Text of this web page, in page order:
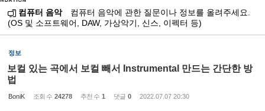
컴퓨터 음악
컴퓨터 음악에 관한 질문이나 정보를 올려주세요.
(OS 및 소프트웨어, DAW, 가상악기, 신스, 이펙터 등)
정보
보컬 있는 곡에서 보컬 빼서 Instrumental 만드는 간단한 방
법
BoniK 조회 수 24278 추천 수 1 댓글 0 2022.07.07 20:30
Sketchbook5, 스케치북5